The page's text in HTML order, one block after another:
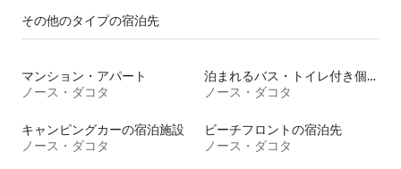
その他のタ⁠イ⁠プ⁠の宿⁠泊⁠先
マンション・アパート
ノース・ダコタ
泊まれるバス・トイレ付き個室
ノース・ダコタ
キャンピングカーの宿泊施設
ノース・ダコタ
ビーチフロントの宿泊先
ノース・ダコタ